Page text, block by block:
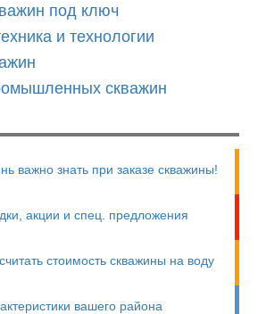
под ключ
и технологии
скважин
важно знать при заказе скважины!
акции и спец. предложения
стоимость скважины на воду
вашего района